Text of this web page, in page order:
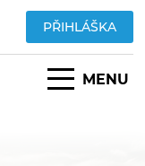
PŘIHLÁŠKA
MENU